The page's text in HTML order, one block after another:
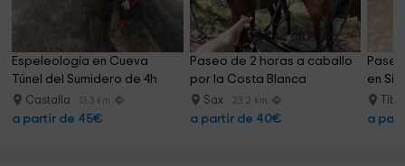
Espeleología en Cueva
Túnel del Sumidero de 4h
Castalla 13.3 km
a partir de 45€
Paseo de 2 horas a caballo
por la Costa Blanca
Sax 23.2 km
a partir de 40€
en
Tibi
a